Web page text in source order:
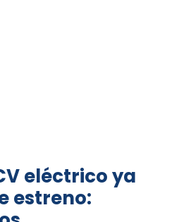
eléctrico ya
estreno: